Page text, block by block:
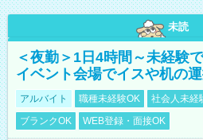
未読
＜夜勤＞1日4時間～未経験
イベント会場でイスや机の
アルバイト 職種未経験OK 社会人未経
ブランクOK
WEB登録・面接OK